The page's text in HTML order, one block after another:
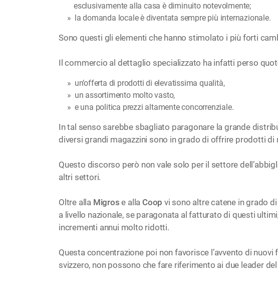
esclusivamente alla casa è diminuito notevolmente;
la domanda locale è diventata sempre più internazionale.
Sono questi gli elementi che hanno stimolato i più forti
Il commercio al dettaglio specializzato ha infatti perso
un’offerta di prodotti di elevatissima qualità,
un assortimento molto vasto,
e una politica prezzi altamente concorrenziale.
In tal senso sarebbe sbagliato paragonare la grande
diversi grandi magazzini sono in grado di offrire prodotti
Questo discorso però non vale solo per il settore
altri settori.
Oltre alla Migros e alla Coop vi sono altre catene in grado
a livello nazionale, se paragonata al fatturato di questi
incrementi annui molto ridotti.
Questa concentrazione poi non favorisce l’avvento di
svizzero, non possono che fare riferimento ai due leader